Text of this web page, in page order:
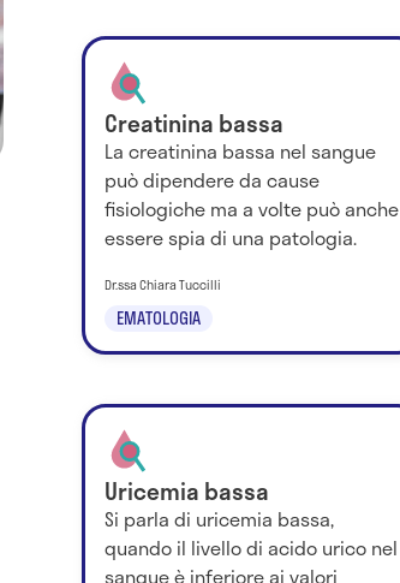
Creatinina bassa
La creatinina bassa nel sangue
può dipendere da cause
fisiologiche ma a volte può anche
essere spia di una patologia.
EMATOLOGIA
Dr.ssa Chiara Tuccilli
Uricemia bassa
Si parla di uricemia bassa,
quando il livello di acido urico nel
sangue è inferiore ai valori